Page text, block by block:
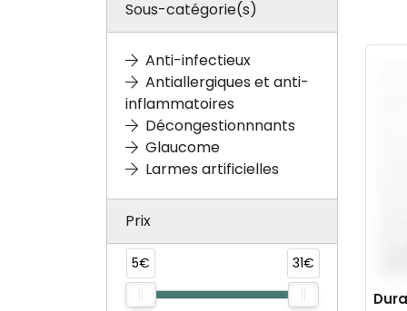
Sous-catégorie(s)
Anti-infectieux
Antiallergiques et anti-
inflammatoires
Décongestionnnants
Glaucome
Larmes artificielles
Prix
5€ 31€